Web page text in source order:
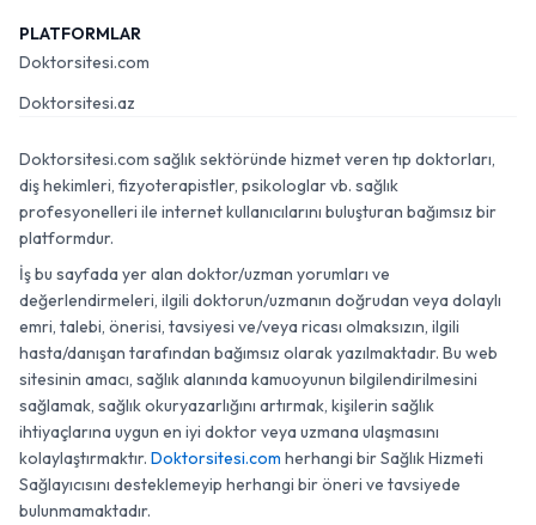
PLATFORMLAR
Doktorsitesi.com
Doktorsitesi.az
Doktorsitesi.com sağlık sektöründe hizmet veren tıp doktorları,
diş hekimleri, fizyoterapistler, psikologlar vb. sağlık
profesyonelleri ile internet kullanıcılarını buluşturan bağımsız bir
platformdur.
İş bu sayfada yer alan doktor/uzman yorumları ve
değerlendirmeleri, ilgili doktorun/uzmanın doğrudan veya dolaylı
emri, talebi, önerisi, tavsiyesi ve/veya ricası olmaksızın, ilgili
hasta/danışan tarafından bağımsız olarak yazılmaktadır. Bu web
sitesinin amacı, sağlık alanında kamuoyunun bilgilendirilmesini
sağlamak, sağlık okuryazarlığını artırmak, kişilerin sağlık
ihtiyaçlarına uygun en iyi doktor veya uzmana ulaşmasını
kolaylaştırmaktır. Doktorsitesi.com herhangi bir Sağlık Hizmeti
Sağlayıcısını desteklemeyip herhangi bir öneri ve tavsiyede
bulunmamaktadır.